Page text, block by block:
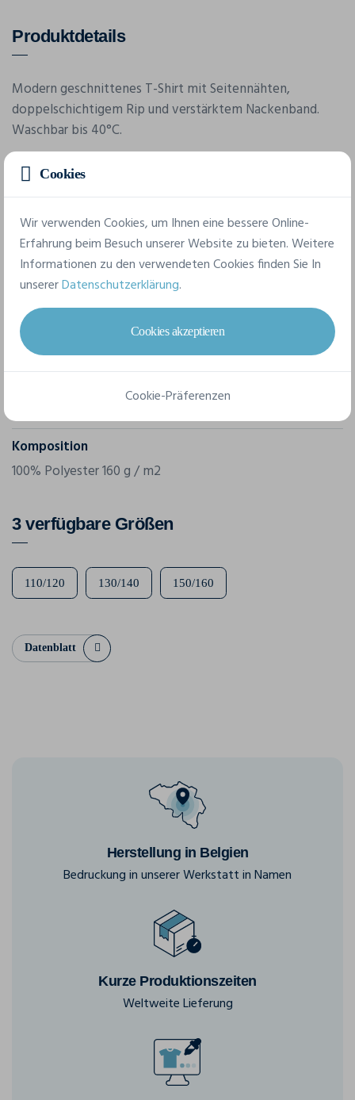
Produktdetails
Modern geschnittenes T-Shirt mit Seitennähten,
doppelschichtigem Rip und verstärktem Nackenband.
Waschbar bis 40°C.
Merkmale
Marke
Clique
Komposition
100% Polyester 160 g / m2
3 verfügbare Größen
110/120 130/140 150/160
Datenblatt
Herstellung in Belgien
Bedruckung in unserer Werkstatt in Namen
Kurze Produktionszeiten
Weltweite Lieferung
Cookies
Wir verwenden Cookies, um Ihnen eine bessere Online-
Erfahrung beim Besuch unserer Website zu bieten. Weitere
Informationen zu den verwendeten Cookies finden Sie In
unsererDatenschutzerklärung.
Cookies akzeptieren
Cookie-Präferenzen